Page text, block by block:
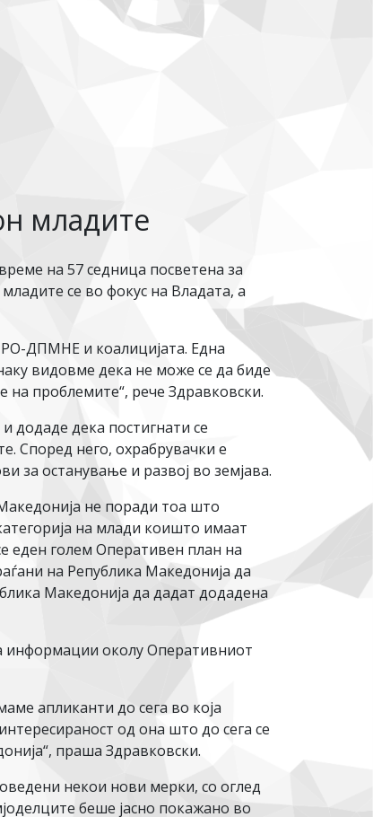
младите
на 57 седница посветена за
се во фокус на Владата, а
ДПМНЕ и коалицијата. Една
видовме дека не може се да биде
на проблемите“, рече Здравковски.
додаде дека постигнати се
Според него, охрабрувачки е
за останување и развој во земјава.
не поради тоа што
на млади коишто имаат
еден голем Оперативен план на
на Република Македонија да
Македонија да дадат додадена
информации околу Оперативниот
апликанти до сега во која
од она што до сега се
праша Здравковски.
некои нови мерки, со оглед
беше јасно покажано во